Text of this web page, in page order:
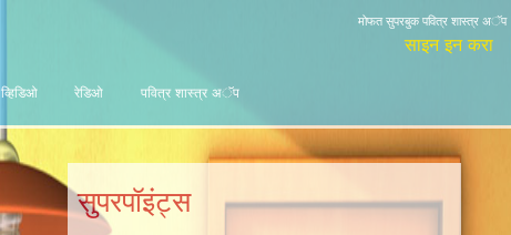
मोफत सुपरबुक पवित्र शास्त्र अॅप
साइन इन करा
व्हिडिओ रेडिओ पवित्र शास्त्र अॅप
सुपरपॉइंट्स